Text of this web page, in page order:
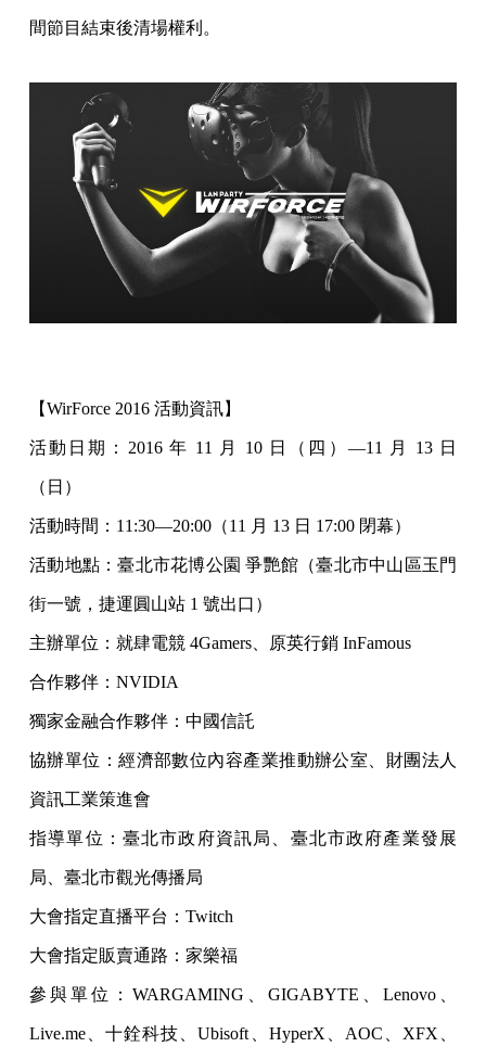
間節目結束後清場權利。
【WirForce 2016 活動資訊】
活動日期：2016 年 11 月 10 日（四）—11 月 13 日
（日）
活動時間：11:30—20:00（11 月 13 日 17:00 閉幕）
活動地點：臺北市花博公園 爭艷館（臺北市中山區玉門
街一號，捷運圓山站 1 號出口）
主辦單位：就肆電競 4Gamers、原英行銷 InFamous
合作夥伴：NVIDIA
獨家金融合作夥伴：中國信託
協辦單位：經濟部數位內容產業推動辦公室、財團法人
資訊工業策進會
指導單位：臺北市政府資訊局、臺北市政府產業發展
局、臺北市觀光傳播局
大會指定直播平台：Twitch
大會指定販賣通路：家樂福
參與單位：WARGAMING、GIGABYTE、Lenovo
Live.me、十銓科技、Ubisoft、HyperX、AOC、XFX、